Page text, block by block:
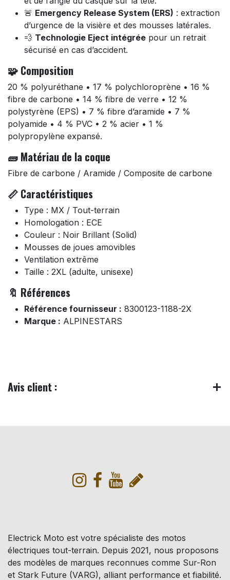
🚨 Emergency Release System (ERS) : extraction
d’urgence de la visière et des mousses latérales.
💨 Technologie Eject intégrée pour un retrait
sécurisé en cas d’accident.
🧩 Composition
20 % polyuréthane • 17 % polychloroprène • 16 %
fibre de carbone • 14 % fibre de verre • 12 %
polystyrène (EPS) • 7 % fibre d’aramide • 7 %
polyamide • 4 % PVC • 2 % acier • 1 %
polypropylène expansé.
🧱 Matériau de la coque
Fibre de carbone / Aramide / Composite de carbone
📏 Caractéristiques
Type : MX / Tout-terrain
Homologation : ECE
Couleur : Noir Brillant (Solid)
Mousses de joues amovibles
Ventilation extrême
Taille : 2XL (adulte, unisexe)
🔖 Références
Référence fournisseur : 8300123-1188-2X
Marque : ALPINESTARS
Avis client :
Electrick Moto est votre spécialiste des motos
électriques tout-terrain. Depuis 2021, nous proposons
des modèles de marques reconnues comme Sur-Ron
et Stark Future (VARG), alliant performance et fiabilité.